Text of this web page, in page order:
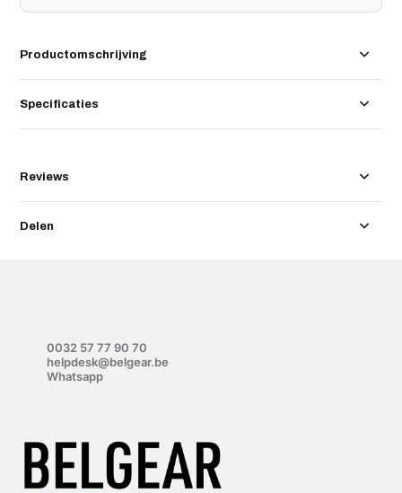
Productomschrijving
Specificaties
Reviews
Delen
0032 57 77 90 70
helpdesk@belgear.be
Whatsapp